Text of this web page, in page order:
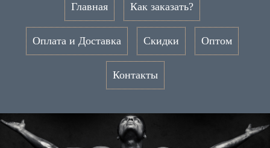
Главная Как заказать?
Оплата и Доставка Скидки Оптом
Контакты